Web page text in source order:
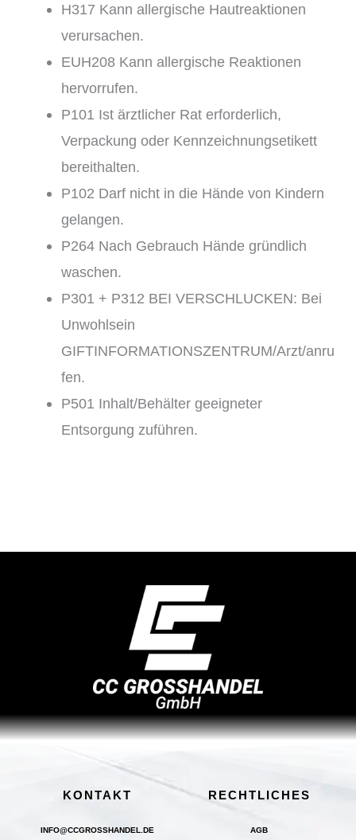
H317 Kann allergische Hautreaktionen
verursachen.
EUH208 Kann allergische Reaktionen
hervorrufen.
P101 Ist ärztlicher Rat erforderlich,
Verpackung oder Kennzeichnungsetikett
bereithalten.
P102 Darf nicht in die Hände von Kindern
gelangen.
P264 Nach Gebrauch Hände gründlich
waschen.
P301 + P312 BEI VERSCHLUCKEN: Bei
Unwohlsein
GIFTINFORMATIONSZENTRUM/Arzt/anru
fen.
P501 Inhalt/Behälter geeigneter
Entsorgung zuführen.
KONTAKT
INFO@CCGROSSHANDEL.DE
RECHTLICHES
AGB